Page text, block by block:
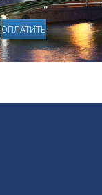
ОПЛАТИТЬ